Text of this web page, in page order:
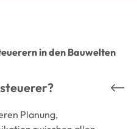
in den Bauwelten
Planung,